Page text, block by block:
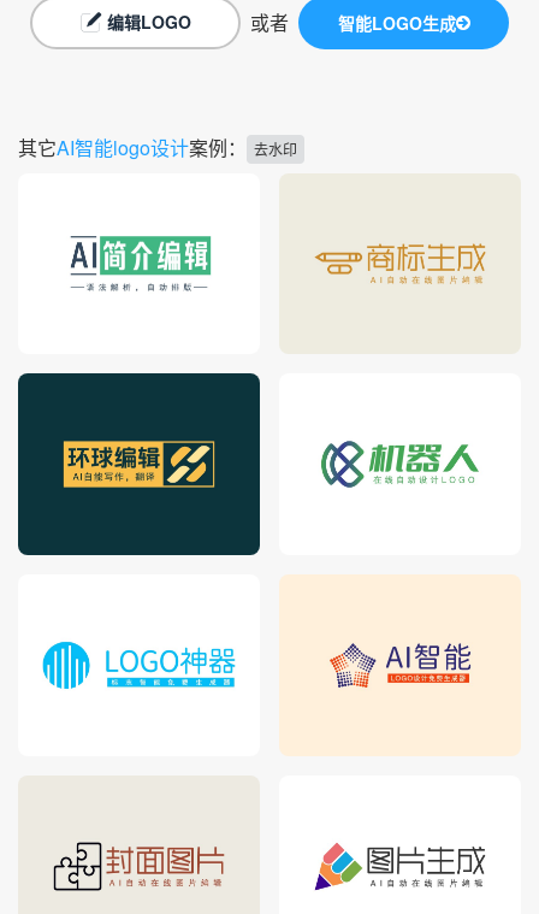
编辑LOGO 或者 智能LOGO生成
其它AI智能logo设计案例： 去水印